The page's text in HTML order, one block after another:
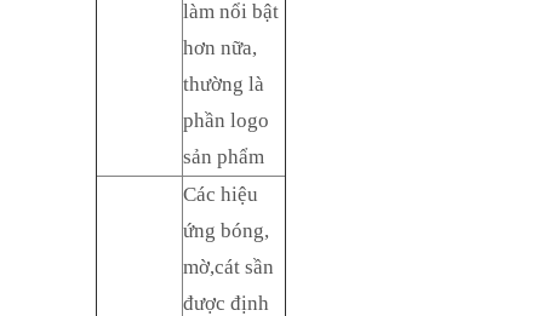
làm nổi bật
hơn nữa,
thường là
phần logo
sản phẩm
Các hiệu
ứng bóng,
mờ,cát sần
được định